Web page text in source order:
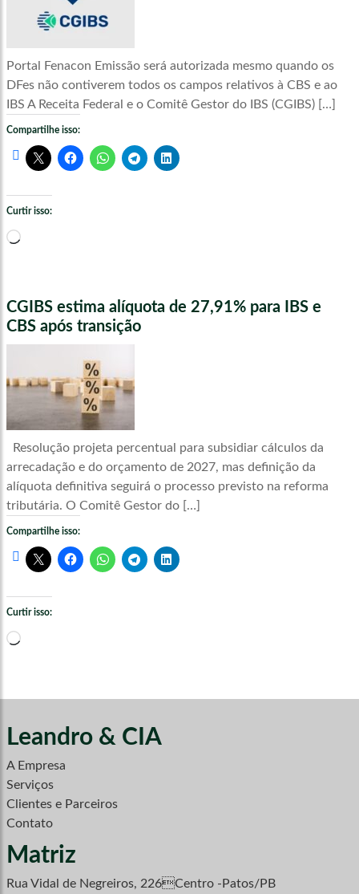
Portal Fenacon Emissão será autorizada mesmo quando os
DFes não contiverem todos os campos relativos à CBS e ao
IBS A Receita Federal e o Comitê Gestor do IBS (CGIBS) […]
Compartilhe isso:
Curtir isso:
Carregando...
CGIBS estima alíquota de 27,91% para IBS e
CBS após transição
Resolução projeta percentual para subsidiar cálculos da
arrecadação e do orçamento de 2027, mas definição da
alíquota definitiva seguirá o processo previsto na reforma
tributária. O Comitê Gestor do […]
Compartilhe isso:
Curtir isso:
Carregando...
Leandro & CIA
A Empresa
Serviços
Clientes e Parceiros
Contato
Matriz
Rua Vidal de Negreiros, 226Centro -Patos/PB